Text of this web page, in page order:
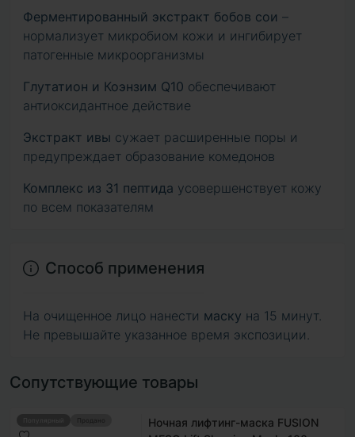
Ферментированный экстракт бобов сои –
нормализует микробиом кожи и ингибирует
патогенные микроорганизмы
Глутатион и Коэнзим Q10 обеспечивают
антиоксидантное действие
Экстракт ивы сужает расширенные поры и
предупреждает образование комедонов
Комплекс из 31 пептида усовершенствует кожу
по всем показателям
Способ применения
На очищенное лицо нанести маску на 15 минут.
Не превышайте указанное время экспозиции.
Сопутствующие товары
Продано
Ночная лифтинг-маска FUSION